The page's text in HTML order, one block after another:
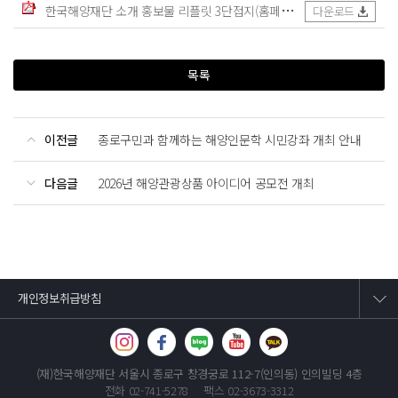
한국해양재단 소개 홍보물 리플릿 3단접지(홈페이지용).pdf (1 MB)
다운로드
목록
이전글 종로구민과 함께하는 해양인문학 시민강좌 개최 안내
다음글 2026년 해양관광상품 아이디어 공모전 개최
개인정보취급방침
(재)한국해양재단서울시 종로구 창경궁로 112-7(인의동) 인의빌딩 4층
전화 02-741-5278
팩스 02-3673-3312